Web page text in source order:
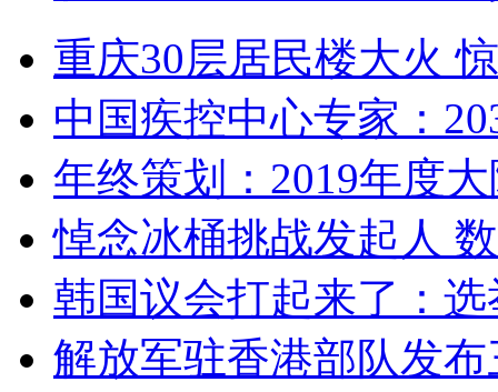
重庆30层居民楼大火
中国疾控中心专家：
年终策划：2019年度
悼念冰桶挑战发起人
韩国议会打起来了：
解放军驻香港部队发